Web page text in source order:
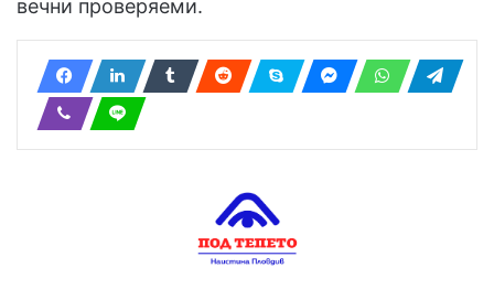
вечни проверяеми.